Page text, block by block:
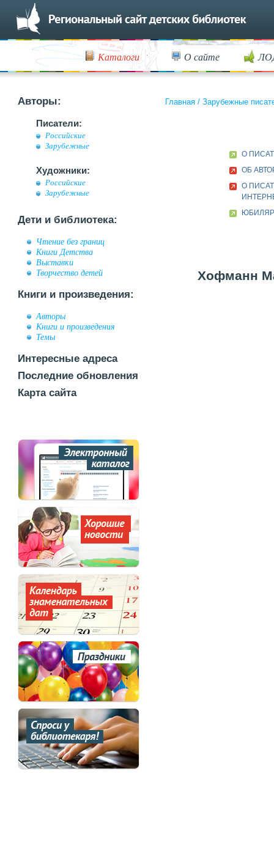
Каталоги О сайте
Авторы:
Писатели:
Российские
Зарубежные
Художники:
Российские
Зарубежные
Дети и библиотека:
Чтение без границ
Книги Детства
Выставки
Творчество детей
Книги и произведения:
Авторы
Книги и произведения
Темы
Интересные адреса
Последние обновления
Карта сайта
Главная / Зарубежные
О
ОБ
О
ЮБИЛЯР
Хофманн